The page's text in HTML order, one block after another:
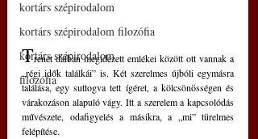
kortárs szépirodalom
kortárs szépirodalom filozófia
kortárs szépirodalom
filozófia
Trenet dalban megidézett emlékei között ott vannak a
„régi idők találkái” is. Két szerelmes újbóli egymásra
találása, egy suttogva tett ígéret, a kölcsönösségen és
várakozáson alapuló vágy. Itt a szerelem a kapcsolódás
művészete, odafigyelés a másikra, a „mi” türelmes
felépítése.